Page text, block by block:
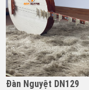
Đàn Nguyệt DN129